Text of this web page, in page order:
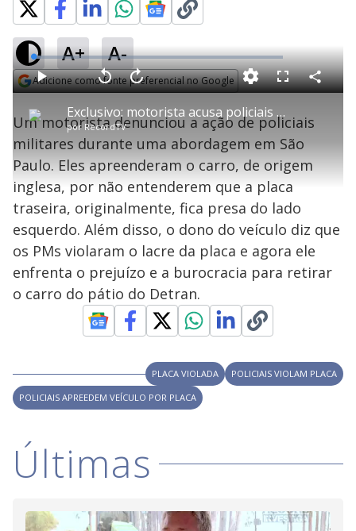
A+ A-
Adicione como fonte preferencial no Google
P
l
a
y
V
i
d
e
o
Exclusivo: motorista acusa policiais de violação da placa de carro durante abordagem
por RecordTV
P V
l
t
a
r
0
e
g
n
d
o
s
A
n
ç
a
s
e
u
n
o
s
M
d
o
L
o
a
d
e
:
2
.
4
%
F
l
s
c
r
e
n
C
o
Um motorista denunciou a ação de policiais
militares durante uma abordagem em São
Paulo. Eles apreenderam o carro, de origem
inglesa, por não entenderem que a placa
traseira, originalmente, fica presa do lado
esquerdo. Além disso, o dono do veículo diz que
os PMs violaram o lacre da placa e agora ele
enfrenta o prejuízo e a burocracia para retirar
o carro do pátio do Detran.
PLACA VIOLADA
POLICIAIS VIOLAM PLACA
POLICIAIS APREEDEM VEÍCULO POR PLACA
Últimas